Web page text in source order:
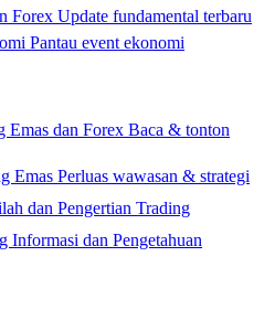
Forex Update fundamental terbaru
Pantau event ekonomi
Emas dan Forex Baca & tonton
Emas Perluas wawasan & strategi
dan Pengertian Trading
Informasi dan Pengetahuan